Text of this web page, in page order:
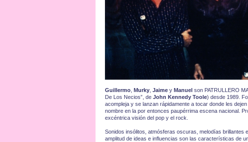
Guillermo, Murky, Jaimey Manuelson PATRULLERO
De Los Necios”, de John Kennedy Toole) desde 1989.
acompleja y se lanzan rápidamente a tocar donde les
nombre en la por entonces paupérrima escena nacional.
excéntrica visión del pop y el rock.
Sonidos insólitos, atmósferas oscuras, melodías brillantes
amplitud de ideas e influencias son las características de